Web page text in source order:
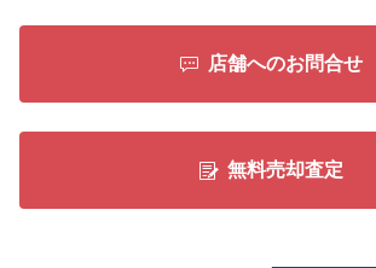
店舗へのお問合せ
無料売却査定